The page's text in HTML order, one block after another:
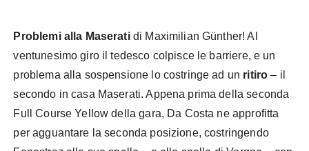
Problemi alla Maserati di Maximilian Günther! Al
ventunesimo giro il tedesco colpisce le barriere, e un
problema alla sospensione lo costringe ad un ritiro – il
secondo in casa Maserati. Appena prima della seconda
Full Course Yellow della gara, Da Costa ne approfitta
per agguantare la seconda posizione, costringendo